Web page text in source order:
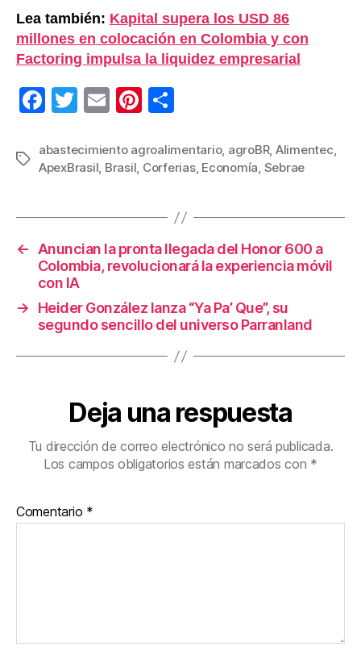
Lea también: Kapital supera los USD 86
millones en colocación en Colombia y con
Factoring impulsa la liquidez empresarial
F
c
e
o
k
T
tt
er
E
ail
Pi
er
e
m
p
tir
Etiquetas
abastecimiento agroalimentario, agroBR, Alimentec,
ApexBrasil, Brasil, Corferias, Economía, Sebrae
←
Anuncian la pronta llegada del Honor 600 a
Colombia, revolucionará la experiencia móvil
con IA
→
Heider González lanza “Ya Pa’ Que”, su
segundo sencillo del universo Parranland
Deja una respuesta
Tu dirección de correo electrónico no será publicada.
Los campos obligatorios están marcados con *
Comentario *